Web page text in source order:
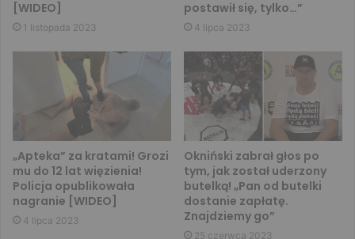
[WIDEO]
1 listopada 2023
postawił się, tylko…”
4 lipca 2023
„Apteka” za kratami! Grozi
mu do 12 lat więzienia!
Policja opublikowała
nagranie [WIDEO]
4 lipca 2023
Okniński zabrał głos po
tym, jak został uderzony
butelką! „Pan od butelki
dostanie zapłatę.
Znajdziemy go”
25 czerwca 2023